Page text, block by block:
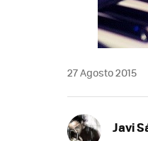
27 Agosto 2015
Javi